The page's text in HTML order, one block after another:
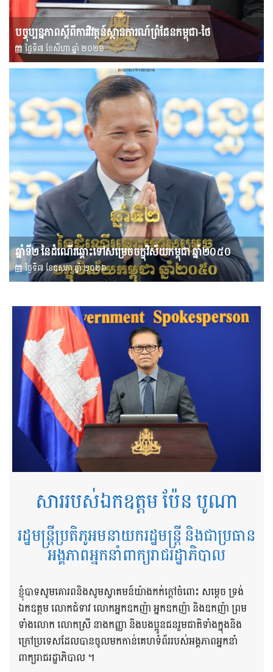
បច្ចុប្បន្នភាពស្ដីពីការវិវត្តន៍ស្ថានការណ៍ព្រំដែនកម្ពុជា-ថៃ
ថ្ងៃទី៧ ខែ​សីហា ឆ្នាំ ២០២៦
ឆ្នាំទី២ នៃដំណើរឆ្ពោះទៅសម្រេច​ចក្ខុវិស័យ​កម្ពុជា ឆ្នាំ២០៥០
ថ្ងៃទី៧ ខែ​ឧសភា ឆ្នាំ ២០២៦
សាររបស់ឯកឧត្តម ប៉ែន បូណា
រដ្ឋមន្ត្រីប្រតិភូអមនាយករដ្ឋមន្ត្រី និងជាប្រធាន
អង្គភាពអ្នកនាំពាក្យរាជរដ្ឋាភិបាល
ខ្ញុំបាទសូមគោរពនិងសូមស្វាគមន៍យ៉ាងកក់ក្តៅចំពោះ សម្តេច ទ្រង់
ឯកឧត្តម លោកជំទាវ លោកអ្នកឧកញ៉ា អ្នកឧកញ៉ា និងឧកញ៉ា ព្រម
ទាំងលោក លោកស្រី នាងកញ្ញា និងបងប្អូនជនរួមជាតិទាំងក្នុងនិង
ក្រៅប្រទេសដែលបានចូលមកកាន់គេហទំព័ររបស់អង្គភាពអ្នកនាំ
ពាក្យរាជរដ្ឋាភិបាល ។